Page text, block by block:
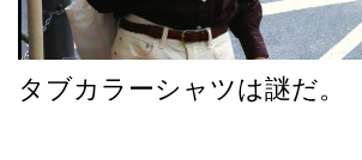
タブカラーシャツは謎だ。